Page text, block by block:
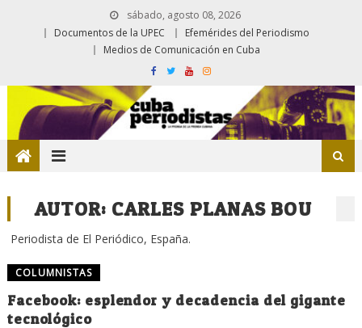
sábado, agosto 08, 2026
Documentos de la UPEC
Efemérides del Periodismo
Medios de Comunicación en Cuba
AUTOR: CARLES PLANAS BOU
Periodista de El Periódico, España.
COLUMNISTAS
Facebook: esplendor y decadencia del gigante
tecnológico